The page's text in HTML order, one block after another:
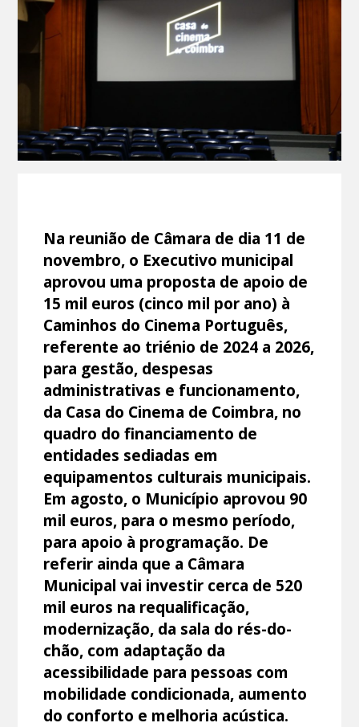
Na reunião de Câmara de dia 11 de
novembro, o Executivo municipal
aprovou uma proposta de apoio de
15 mil euros (cinco mil por ano) à
Caminhos do Cinema Português,
referente ao triénio de 2024 a 2026,
para gestão, despesas
administrativas e funcionamento,
da Casa do Cinema de Coimbra, no
quadro do financiamento de
entidades sediadas em
equipamentos culturais municipais.
Em agosto, o Município aprovou 90
mil euros, para o mesmo período,
para apoio à programação. De
referir ainda que a Câmara
Municipal vai investir cerca de 520
mil euros na requalificação,
modernização, da sala do rés-do-
chão, com adaptação da
acessibilidade para pessoas com
mobilidade condicionada, aumento
do conforto e melhoria acústica.